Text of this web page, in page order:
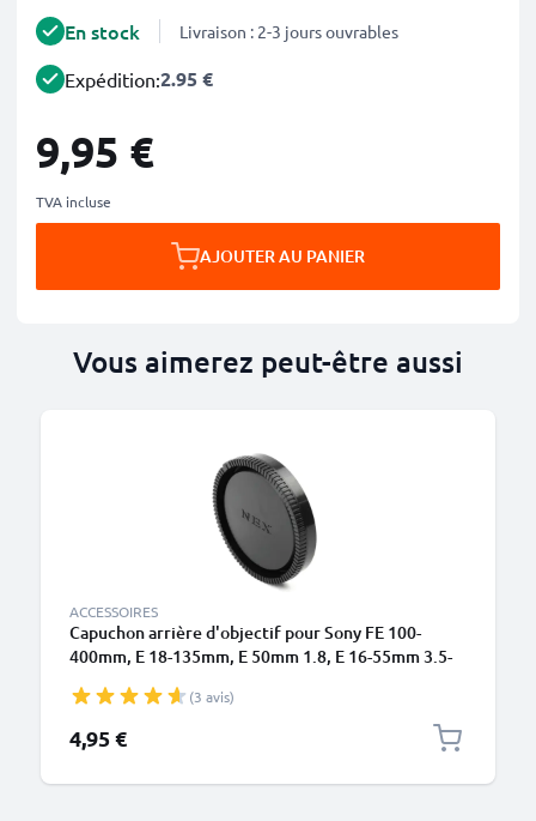
En stock Livraison : 2-3 jours ouvrables
Expédition:2.95 €
9,95 €
TVA incluse
AJOUTER AU PANIER
Vous aimerez peut-être aussi
ACCESSOIRES
Capuchon arrière d'objectif pour Sony FE 100-
400mm, E 18-135mm, E 50mm 1.8, E 16-55mm 3.5-
Baïonnette Couvercle, Capot de protection Sony E-
Mount
(3 avis)
4,95 €